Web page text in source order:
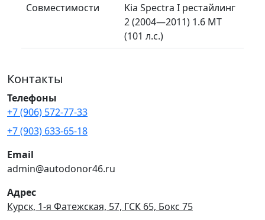
Совместимости
Kia Spectra I рестайлинг
2 (2004—2011) 1.6 MT
(101 л.с.)
Контакты
Телефоны
+7 (906) 572-77-33
+7 (903) 633-65-18
Email
admin@autodonor46.ru
Адрес
Курск, 1-я Фатежская, 57, ГСК 65, Бокс 75